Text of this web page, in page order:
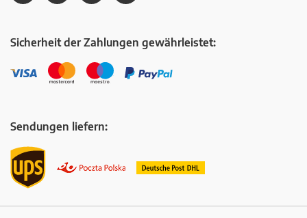
Sicherheit der Zahlungen gewährleistet:
Sendungen liefern: